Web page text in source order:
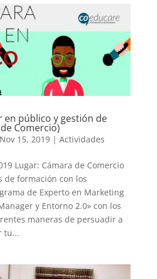
en público y gestión de
Comercio)
Nov 15, 2019| Actividades
Lugar: Cámara de Comercio
de formación con los
de Experto en Marketing
y Entorno 2.0» con los
maneras de persuadir a
tu...